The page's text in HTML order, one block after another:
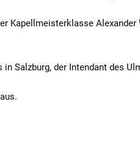
Kapellmeisterklasse
Salzburg, der Intendant des